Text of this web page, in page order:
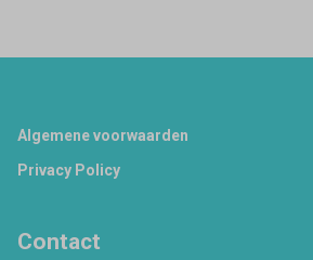
Footer
Algemene voorwaarden
Privacy Policy
Contact